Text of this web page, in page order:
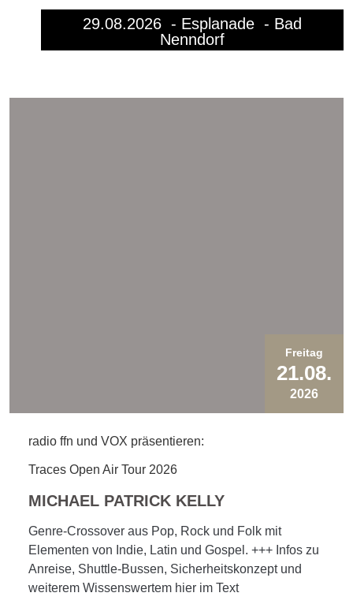
29.08.2026 - Esplanade - Bad
Nenndorf
Freitag
21.08.
2026
radio ffn und VOX präsentieren:
Traces Open Air Tour 2026
MICHAEL PATRICK KELLY
Genre-Crossover aus Pop, Rock und Folk mit
Elementen von Indie, Latin und Gospel. +++ Infos zu
Anreise, Shuttle-Bussen, Sicherheitskonzept und
weiterem Wissenswertem hier im Text